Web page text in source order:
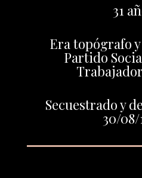
31
Era topógrafo
Partido
Secuestrado y
30/08/